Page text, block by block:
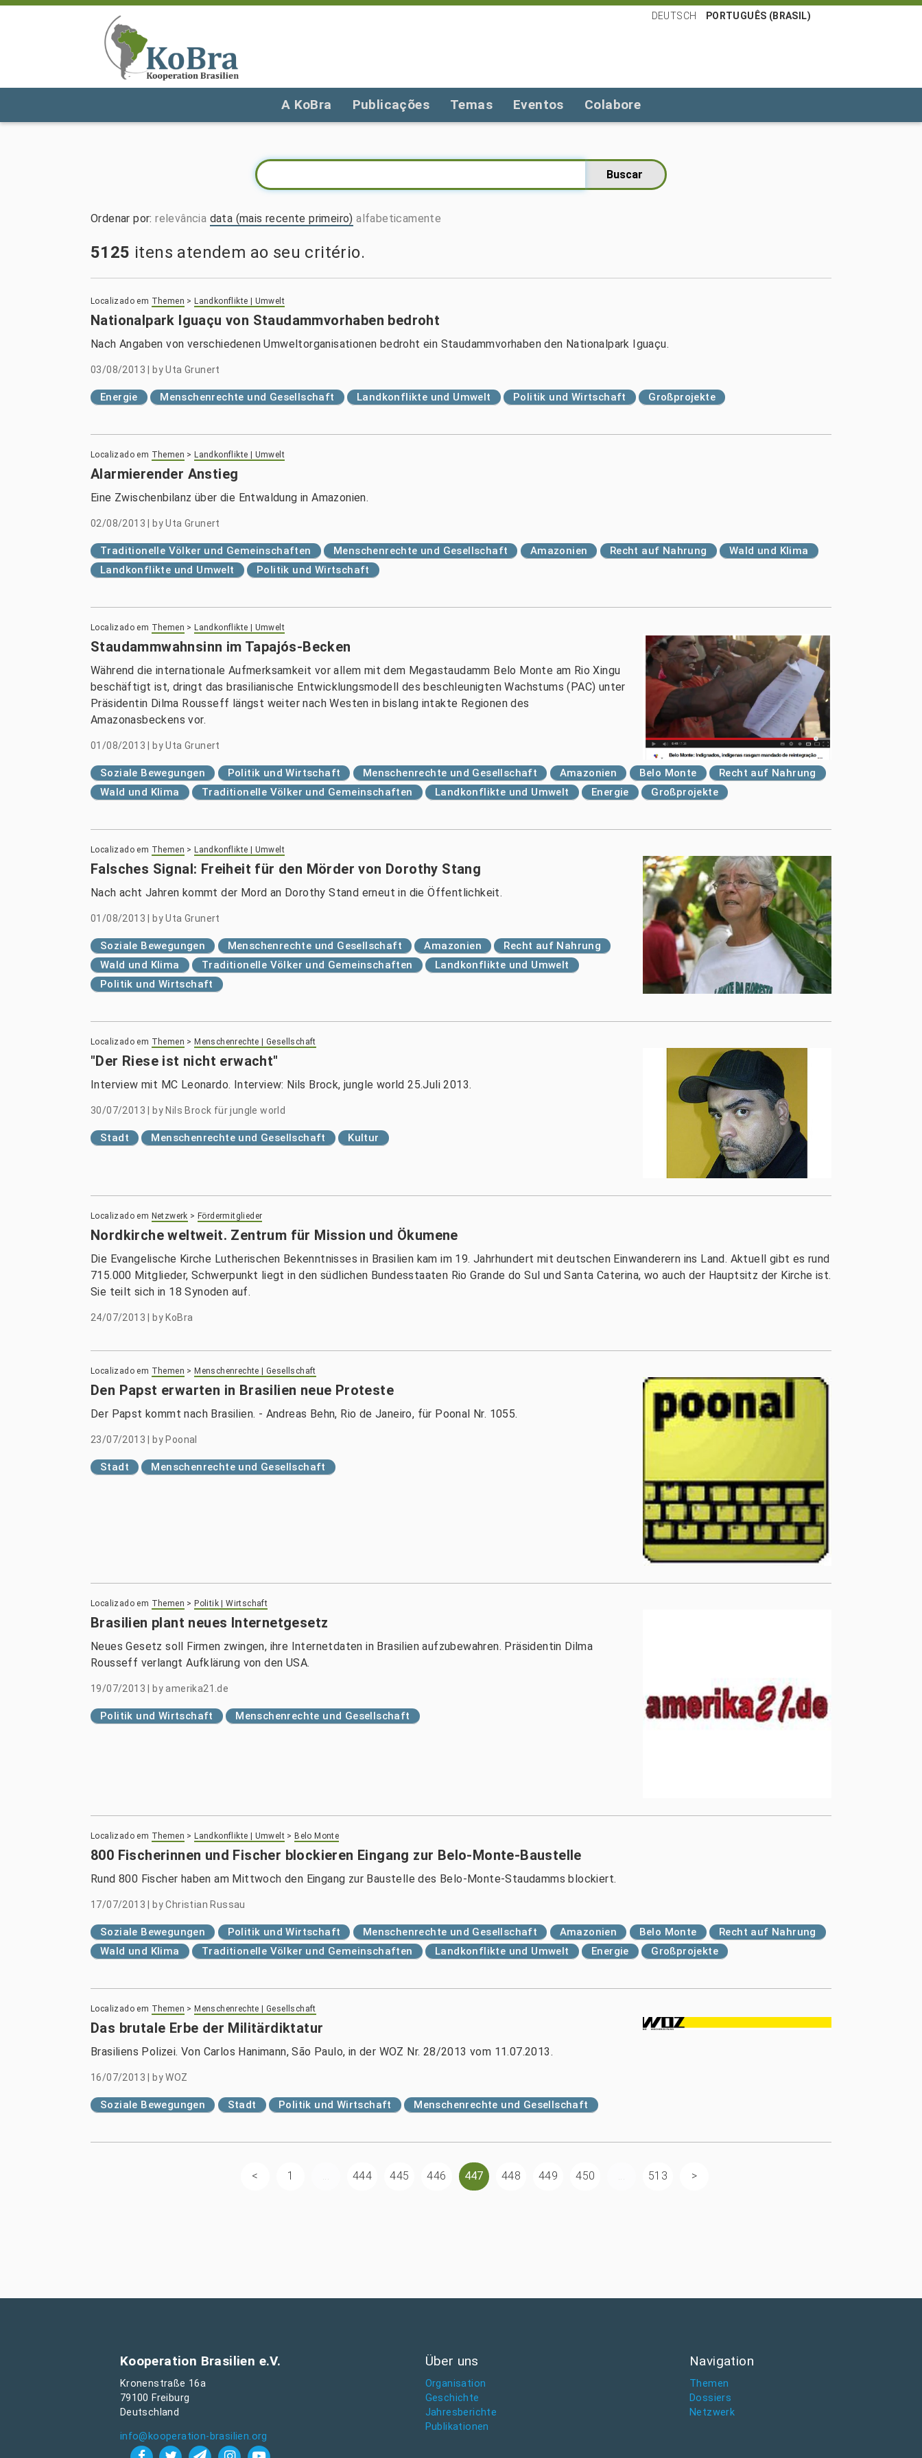
DEUTSCH PORTUGUÊS (BRASIL)
A KoBra Publicações Temas Eventos Colabore
Ordenar por:relevância data (mais recente primeiro) alfabeticamente
5125 itens atendem ao seu critério.
Localizado em Themen > Landkonflikte | Umwelt
Nationalpark Iguaçu von Staudammvorhaben bedroht
Nach Angaben von verschiedenen Umweltorganisationen bedroht ein Staudammvorhaben den Nationalpark Iguaçu.
03/08/2013 byUta Grunert
Energie Menschenrechte und Gesellschaft Landkonflikte und Umwelt Politik und Wirtschaft Großprojekte
Localizado em Themen > Landkonflikte | Umwelt
Alarmierender Anstieg
Eine Zwischenbilanz über die Entwaldung in Amazonien.
02/08/2013 byUta Grunert
Traditionelle Völker und Gemeinschaften Menschenrechte und Gesellschaft Amazonien Recht auf Nahrung
Wald und Klima
Landkonflikte und Umwelt
Politik und Wirtschaft
Localizado em Themen > Landkonflikte | Umwelt
Staudammwahnsinn im Tapajós-Becken
Während die internationale Aufmerksamkeit vor allem mit dem Megastaudamm Belo Monte am Rio Xingu
beschäftigt ist, dringt das brasilianische Entwicklungsmodell des beschleunigten Wachstums (PAC) unter
Präsidentin Dilma Rousseff längst weiter nach Westen in bislang intakte Regionen des
Amazonasbeckens vor.
01/08/2013 byUta Grunert
Soziale Bewegungen Politik und Wirtschaft Menschenrechte und Gesellschaft Amazonien Belo Monte
Recht auf Nahrung
Wald und Klima
Traditionelle Völker und Gemeinschaften Landkonflikte und Umwelt Energie Großprojekte
Localizado em Themen > Landkonflikte | Umwelt
Falsches Signal: Freiheit für den Mörder von Dorothy Stang
Nach acht Jahren kommt der Mord an Dorothy Stand erneut in die Öffentlichkeit.
01/08/2013 byUta Grunert
Soziale Bewegungen Menschenrechte und Gesellschaft Amazonien
Recht auf Nahrung
Wald und Klima
Traditionelle Völker und Gemeinschaften
Landkonflikte und Umwelt
Politik und Wirtschaft
Localizado em Themen > Menschenrechte | Gesellschaft
"Der Riese ist nicht erwacht"
Interview mit MC Leonardo. Interview: Nils Brock, jungle world 25.Juli 2013.
30/07/2013 by Nils Brock für jungle world
Stadt Menschenrechte und Gesellschaft Kultur
Localizado em Netzwerk >Fördermitglieder
Nordkirche weltweit. Zentrum für Mission und Ökumene
Die Evangelische Kirche Lutherischen Bekenntnisses in Brasilien kam im 19. Jahrhundert mit deutschen Einwanderern ins Land. Aktuell gibt es rund
715.000 Mitglieder, Schwerpunkt liegt in den südlichen Bundesstaaten Rio Grande do Sul und Santa Caterina, wo auch der Hauptsitz der Kirche ist.
Sie teilt sich in 18 Synoden auf.
24/07/2013 by KoBra
Localizado em Themen >Menschenrechte | Gesellschaft
Den Papst erwarten in Brasilien neue Proteste
Der Papst kommt nach Brasilien. - Andreas Behn, Rio de Janeiro, für Poonal Nr. 1055.
23/07/2013 by Poonal
Stadt Menschenrechte und Gesellschaft
Localizado em Themen >Politik | Wirtschaft
Brasilien plant neues Internetgesetz
Neues Gesetz soll Firmen zwingen, ihre Internetdaten in Brasilien aufzubewahren. Präsidentin Dilma
Rousseff verlangt Aufklärung von den USA.
19/07/2013 byamerika21.de
Politik und Wirtschaft Menschenrechte und Gesellschaft
Localizado em Themen >Landkonflikte | Umwelt >Belo Monte
800 Fischerinnen und Fischer blockieren Eingang zur Belo-Monte-Baustelle
Rund 800 Fischer haben am Mittwoch den Eingang zur Baustelle des Belo-Monte-Staudamms blockiert.
17/07/2013 byChristian Russau
Soziale Bewegungen Politik und Wirtschaft Menschenrechte und Gesellschaft Amazonien Belo Monte
Recht auf Nahrung
Wald und Klima
Traditionelle Völker und Gemeinschaften Landkonflikte und Umwelt Energie Großprojekte
Localizado em Themen >Menschenrechte | Gesellschaft
Das brutale Erbe der Militärdiktatur
Brasiliens Polizei. Von Carlos Hanimann, São Paulo, in der WOZ Nr. 28/2013 vom 11.07.2013.
16/07/2013 byWOZ
Soziale Bewegungen Stadt Politik und Wirtschaft Menschenrechte und Gesellschaft
1 444 445 446 447 448 449 450 513
Kooperation Brasilien e.V.
Kronenstraße 16a
79100 Freiburg
Deutschland
info@kooperation-brasilien.org
Über uns
Organisation
Geschichte
Jahresberichte
Publikationen
Navigation
Themen
Dossiers
Netzwerk